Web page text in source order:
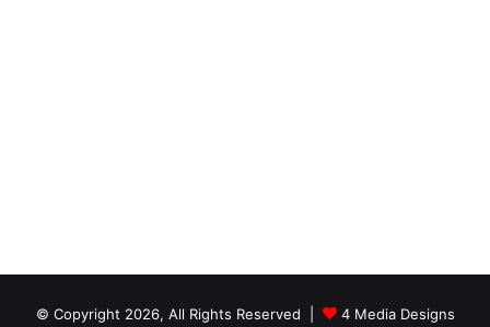
© Copyright 2026, All Rights Reserved | 4 Media Designs